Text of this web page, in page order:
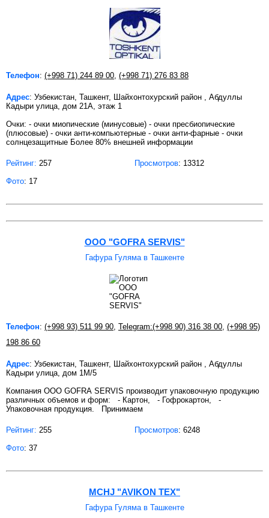
Телефон: (+998 71) 244 89 00, (+998 71) 276 83 88
Адрес: Узбекистан, Ташкент, Шайхонтохурский район , Абдуллы
Кадыри улица, дом 21А, этаж 1
Очки: - очки миопические (минусовые) - очки пресбиопические
(плюсовые) - очки анти-компьютерные - очки анти-фарные - очки
солнцезащитные Более 80% внешней информации
Рейтинг: 257 Просмотров: 13312
Фото: 17
OOO "GOFRA SERVIS"
Гафура Гуляма в Ташкенте
Телефон: (+998 93) 511 99 90 Telegram:(+998 90) 316 38 00 (+998 95)
198 86 60
Адрес: Узбекистан, Ташкент, Шайхонтохурский район , Абдуллы
Кадыри улица, дом 1М/5
Компания OOO GOFRA SERVIS производит упаковочную продукцию
различных объемов и форм: - Картон, - Гофрокартон, -
Упаковочная продукция. Принимаем
Рейтинг: 255 Просмотров: 6248
Фото: 37
MCHJ "AVIKON TEX"
Гафура Гуляма в Ташкенте